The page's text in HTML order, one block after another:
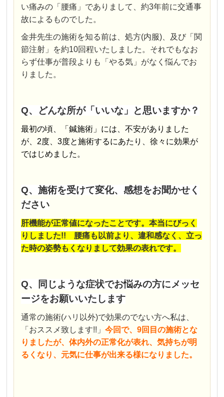
い痛みの「腰痛」でありまして、約3年前に交通事
故によるものでした。
金井先生の施術を知る前は、処方(内服)、及び「関
節注射」を約10回程いたしました。 それでもなお
らず仕事が普段よりも「やる気」がなく悩んでお
りました。
Q、どんな所が「いいな」と思いますか？
最初の頃、「鍼施術」には、不安がありました
が、2度、3度と施術するにあたり、徐々に効果が
ではじめました。
Q、施術を受けて変化、感想をお聞かせく
ださい
肝機能が正常値になったことです。本当にびっく
りしました!! 腰痛も以前より、違和感なく、立っ
た時の姿勢もくなりまして効果の表れです。
Q、同じような症状でお悩みの方にメッセ
ージをお願いいたします
通常の施術(ハリ以外)で効果のでない方へ私は、
「おススメ致します!!」今回で、9回目の施術とな
りましたが、体内外の正常化が表れ、気持ちが明
るくなり、 元気に仕事が出来る様になりました。